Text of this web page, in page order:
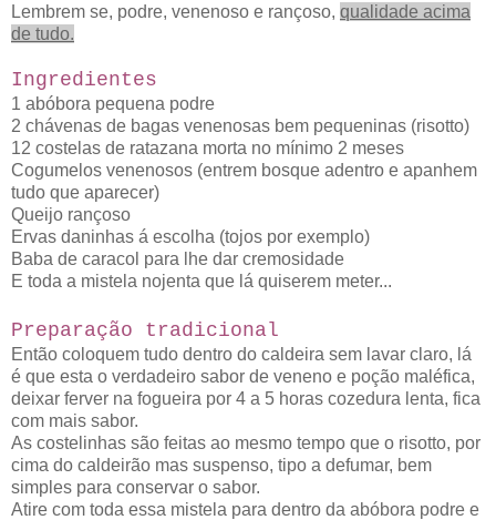
Lembrem se, podre, venenoso e rançoso, qualidade acima
de tudo.
Ingredientes
1 abóbora pequena podre
2 chávenas de bagas venenosas bem pequeninas (risotto)
12 costelas de ratazana morta no mínimo 2 meses
Cogumelos venenosos (entrem bosque adentro e apanhem
tudo que aparecer)
Queijo rançoso
Ervas daninhas á escolha (tojos por exemplo)
Baba de caracol para lhe dar cremosidade
E toda a mistela nojenta que lá quiserem meter...
Preparação tradicional
Então coloquem tudo dentro do caldeira sem lavar claro, lá
é que esta o verdadeiro sabor de veneno e poção maléfica,
deixar ferver na fogueira por 4 a 5 horas cozedura lenta, fica
com mais sabor.
As costelinhas são feitas ao mesmo tempo que o risotto, por
cima do caldeirão mas suspenso, tipo a defumar, bem
simples para conservar o sabor.
Atire com toda essa mistela para dentro da abóbora podre e